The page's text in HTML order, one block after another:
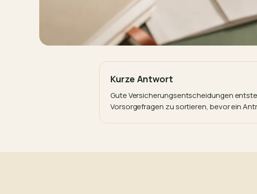
Kurze Antwort
Gute Versicherungsentscheidungen
Vorsorgefragen zu sortieren, bevor ein